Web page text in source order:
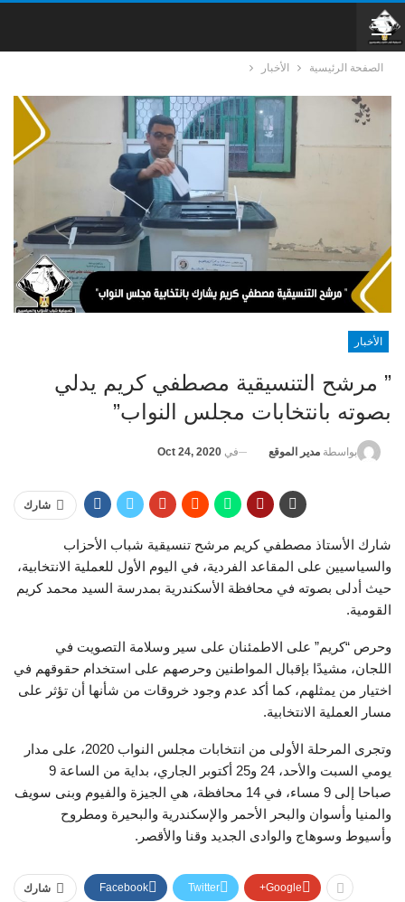
الصفحة الرئيسية الأخبار
الأخبار
” مرشح التنسيقية مصطفي كريم يدلي
بصوته بانتخابات مجلس النواب”
بواسطة مدير الموقع في Oct 24, 2020
شارك
شارك الأستاذ مصطفي كريم مرشح تنسيقية شباب الأحزاب
والسياسيين على المقاعد الفردية، في اليوم الأول للعملية الانتخابية،
حيث أدلى بصوته في محافظة الأسكندرية بمدرسة السيد محمد كريم
القومية.
وحرص “كريم” على الاطمئنان على سير وسلامة التصويت في
اللجان، مشيدًا بإقبال المواطنين وحرصهم على استخدام حقوقهم في
اختيار من يمثلهم، كما أكد عدم وجود خروقات من شأنها أن تؤثر على
مسار العملية الانتخابية.
وتجرى المرحلة الأولى من انتخابات مجلس النواب 2020، على مدار
يومي السبت والأحد، 24 و25 أكتوبر الجاري، بداية من الساعة 9
صباحا إلى 9 مساء، في 14 محافظة، هي الجيزة والفيوم وبنى سويف
والمنيا وأسوان والبحر الأحمر والإسكندرية والبحيرة ومطروح
وأسيوط وسوهاج والوادى الجديد وقنا والأقصر.
شارك Facebook Twitter Google+